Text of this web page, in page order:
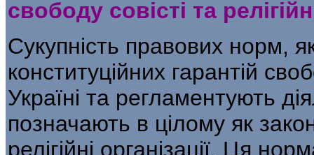
свободу совісті та
Сукупність правових норм,
конституційних гарантій
Україні та регламентують
позначають в цілому як
релігійні організації. Ця